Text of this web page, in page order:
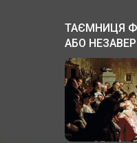
ТАЄМНИЦЯ
АБО
№8